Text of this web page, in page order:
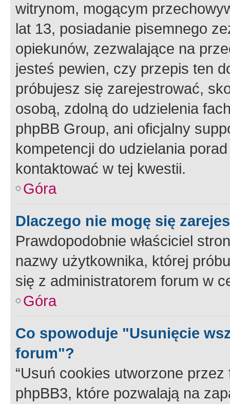
witrynom, mogącym
lat 13, posiadanie pisemnego
opiekunów, zezwalające na
jesteś pewien, czy przepis ten
próbujesz się zarejestrować,
osobą, zdolną do udzielenia
phpBB Group, ani oficjalny
kompetencji do udzielania
kontaktować w tej kwestii.
Góra
Dlaczego nie mogę się
Prawdopodobnie właściciel
nazwy użytkownika, której
się z administratorem forum w
Góra
Co spowoduje "Usunięcie
forum"?
“Usuń cookies utworzone
phpBB3, które pozwalają na